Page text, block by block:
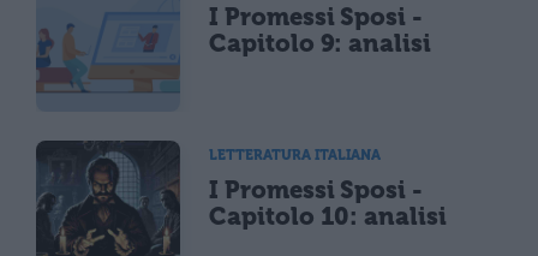
I Promessi Sposi -
Capitolo 9: analisi
LETTERATURA ITALIANA
I Promessi Sposi -
Capitolo 10: analisi